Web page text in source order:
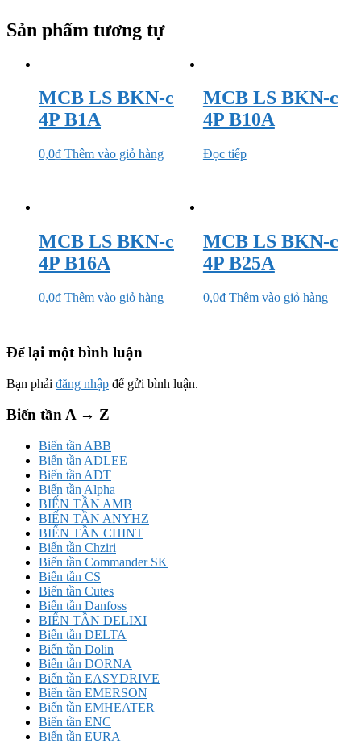
Sản phẩm tương tự
MCB LS BKN-c
4P B1A
0,0₫ Thêm vào giỏ hàng
MCB LS BKN-c
4P B10A
Đọc tiếp
MCB LS BKN-c
4P B16A
0,0₫ Thêm vào giỏ hàng
MCB LS BKN-c
4P B25A
0,0₫ Thêm vào giỏ hàng
Để lại một bình luận
Bạn phải đăng nhập để gửi bình luận.
Biến tần A → Z
Biến tần ABB
Biến tần ADLEE
Biến tần ADT
Biến tần Alpha
BIẾN TẦN AMB
BIẾN TẦN ANYHZ
BIẾN TẦN CHINT
Biến tần Chziri
Biến tần Commander SK
Biến tần CS
Biến tần Cutes
Biến tần Danfoss
BIẾN TẦN DELIXI
Biến tần DELTA
Biến tần Dolin
Biến tần DORNA
Biến tần EASYDRIVE
Biến tần EMERSON
Biến tần EMHEATER
Biến tần ENC
Biến tần EURA